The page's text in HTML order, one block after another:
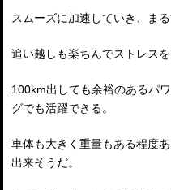
スムーズに加速していき、ま
追い越しも楽ちんでストレスを
100km出しても余裕のあるパ
グでも活躍できる。
車体も大きく重量もある程度
出来そうだ。